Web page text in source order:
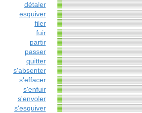
détaler
esquiver
filer
fuir
partir
passer
quitter
s'absenter
s'effacer
s'enfuir
s'envoler
s'esquiver